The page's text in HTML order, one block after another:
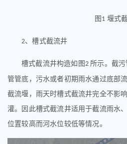
图 1 堰式
2、槽式截流井
槽式截流井构造如图2所示。截
管管底，污水或者初期雨水通过底部
截流堰，雨天时槽式截流井完全不影
灌。因此槽式截流井适用于截流雨水
位置较高而河水位较低等情况。